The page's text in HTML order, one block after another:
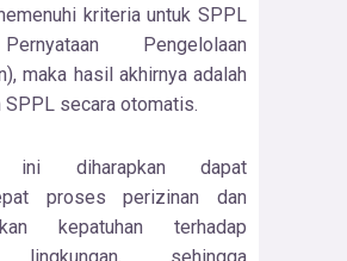
kriteria untuk SPPL
Pengelolaan
maka hasil akhirnya adalah
SPPL secara otomatis.
ini diharapkan dapat
proses perizinan dan
kepatuhan terhadap